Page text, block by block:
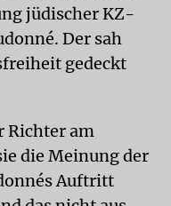
jüdischer KZ-
Der sah
gedeckt
Richter am
die Meinung der
Auftritt